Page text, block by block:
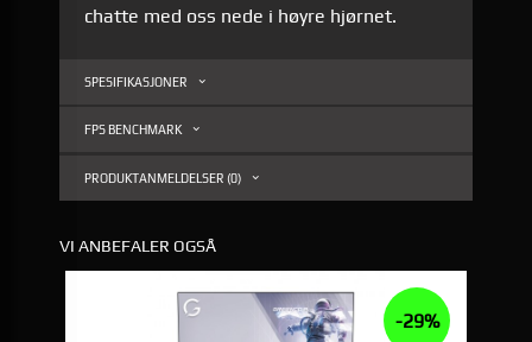
chatte med oss nede i høyre hjørnet.
SPESIFIKASJONER
FPS BENCHMARK
PRODUKTANMELDELSER (0)
VI ANBEFALER OGSÅ
-29%